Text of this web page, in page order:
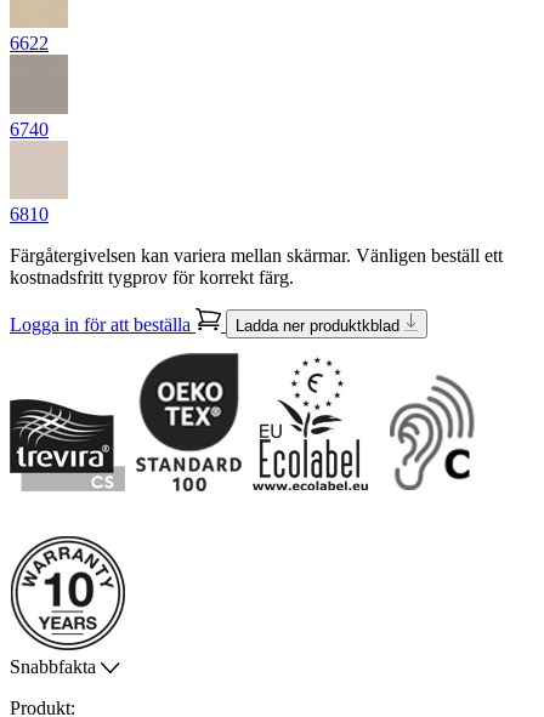
6622
6740
6810
Färgåtergivelsen kan variera mellan skärmar. Vänligen beställ ett
kostnadsfritt tygprov för korrekt färg.
Logga in för att beställa Ladda ner produktkblad
Snabbfakta
Produkt: